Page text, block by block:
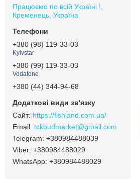
Працюємо по всій Україні !,
Кременець, Україна
+380 (98) 119-33-03
Kyivstar
+380 (99) 119-33-03
Vodafone
+380 (44) 344-94-68
https://fishland.com.ua/
tckbudmarket@gmail.com
+380984488039
+380984488029
+380984488029